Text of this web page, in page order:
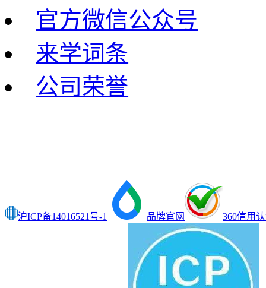
官方微信公众号
来学词条
公司荣誉
沪ICP备14016521号-1 品牌官网 360信用